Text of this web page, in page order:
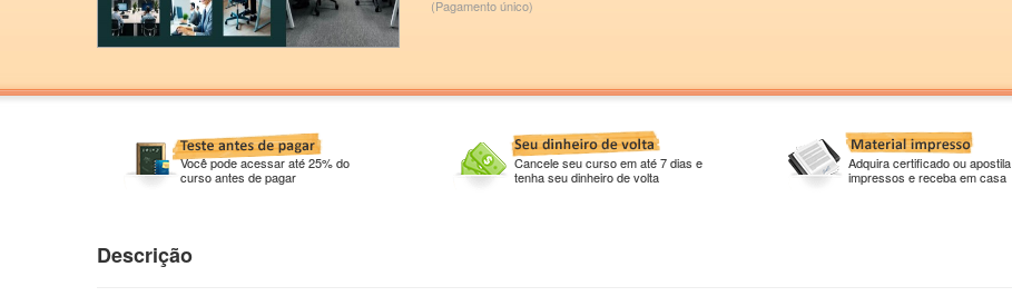
(Pagamento único)
Você pode acessar até 25% do
curso antes de pagar
Cancele seu curso em até 7 dias e
tenha seu dinheiro de volta
Adquira certificado ou apostila
impressos e receba em casa
Descrição